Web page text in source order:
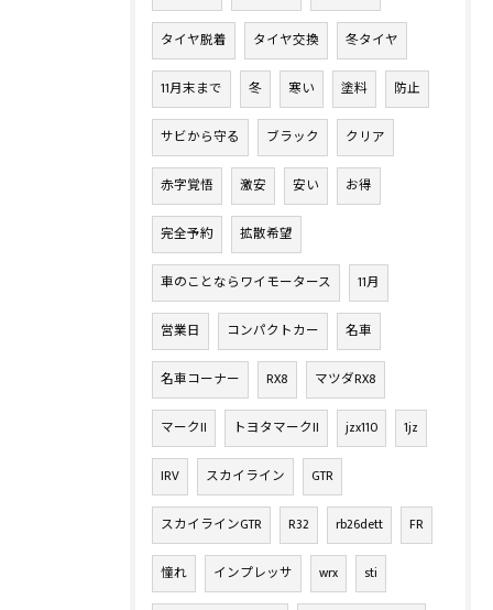
タイヤ脱着 タイヤ交換 冬タイヤ
11月末まで 冬 寒い 塗料 防止
サビから守る ブラック クリア
赤字覚悟 激安 安い お得
完全予約 拡散希望
車のことならワイモータース 11月
営業日 コンパクトカー 名車
名車コーナー RX8 マツダRX8
マークII トヨタマークII jzx110 1jz
IRV スカイライン GTR
スカイラインGTR R32 rb26dett FR
憧れ インプレッサ wrx sti